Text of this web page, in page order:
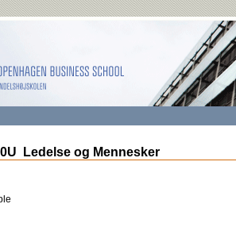
Ledelse og Mennesker